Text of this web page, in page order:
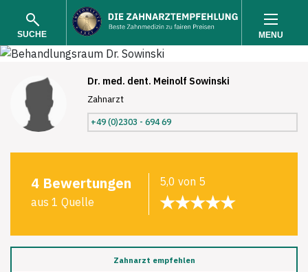
SUCHE MENU
Dr. med. dent. Meinolf Sowinski
Zahnarzt
+49 (0)2303 - 694 69
4 Bewertungen
aus 1 Quelle
5,0 von 5
★★★★★
Zahnarzt empfehlen